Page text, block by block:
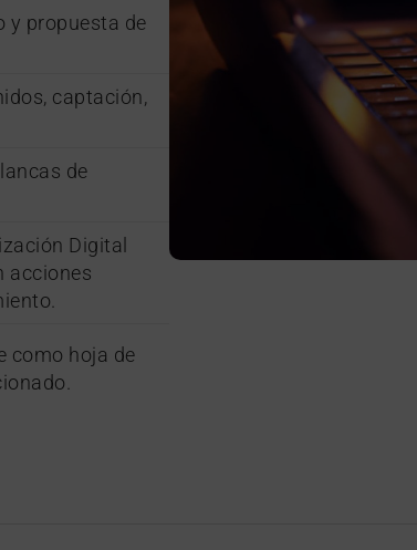
y propuesta de
captación,
de
Digital
acciones
como hoja de